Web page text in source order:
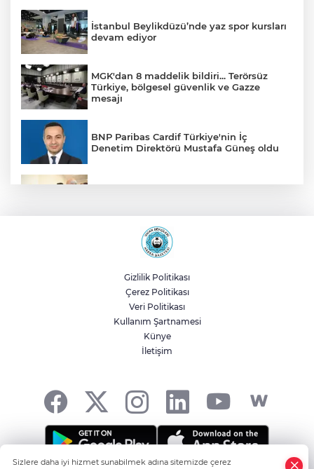
İstanbul Beylikdüzü’nde yaz spor kursları
devam ediyor
MGK'dan 8 maddelik bildiri... Terörsüz
Türkiye, bölgesel güvenlik ve Gazze
mesajı
BNP Paribas Cardif Türkiye'nin İç
Denetim Direktörü Mustafa Güneş oldu
Sakarya’da ücretsiz doğalgaza
kavuşacaklar
Yalova'da makine arızası yapan tanker
güvenli bölgeye çekildi
Eskişehir Büyükşehir’den kırsal
Gizlilik Politikası
Çerez Politikası
Veri Politikası
Kullanım Şartnamesi
Künye
İletişim
Sizlere daha iyi hizmet sunabilmek adına sitemizde çerez